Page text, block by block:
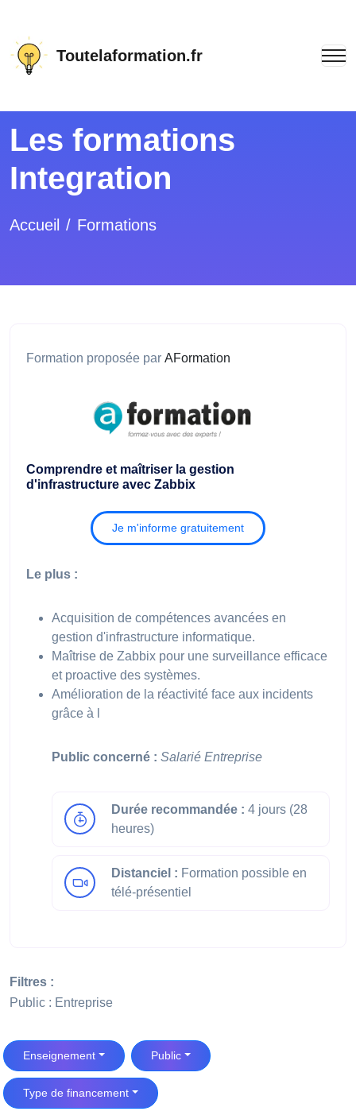
Toutelaformation.fr
Les formations
Integration
Accueil Formations
Formation proposée par AFormation
Comprendre et maîtriser la gestion
d'infrastructure avec Zabbix
Je m'informe gratuitement
Le plus :
Acquisition de compétences avancées en
gestion d'infrastructure informatique.
Maîtrise de Zabbix pour une surveillance efficace
et proactive des systèmes.
Amélioration de la réactivité face aux incidents
grâce à l
Public concerné : Salarié Entreprise
Durée recommandée : 4 jours (28
heures)
Distanciel : Formation possible en
télé-présentiel
Filtres :
Public : Entreprise
Enseignement Public
Type de financement